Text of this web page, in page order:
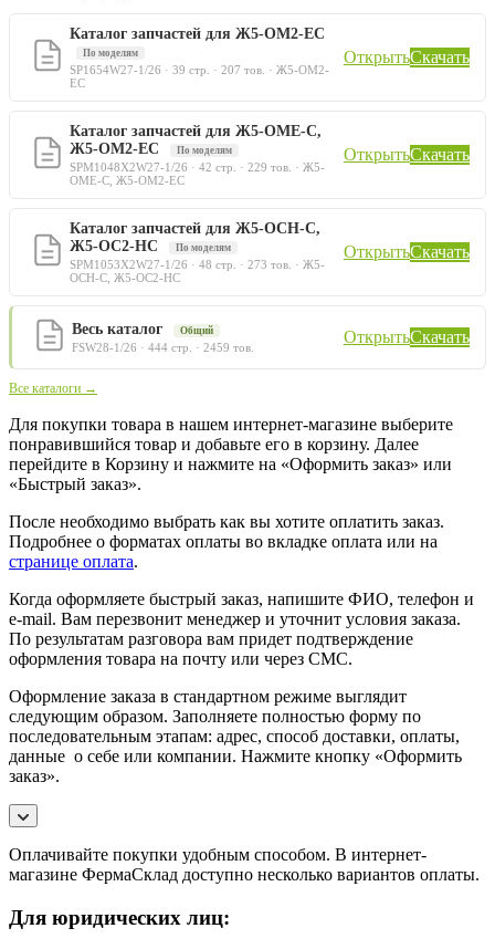
Каталог запчастей для Ж5-ОМ2-ЕС
По моделям
SP1654W27-1/26 · 39 стр. · 207 тов. · Ж5-ОМ2-
ЕС
ОткрытьСкачать
Каталог запчастей для Ж5-ОМЕ-С,
Ж5-ОМ2-ЕС
По моделям
SPM1048X2W27-1/26 · 42 стр. · 229 тов. · Ж5-
ОМЕ-С, Ж5-ОМ2-ЕС
ОткрытьСкачать
Каталог запчастей для Ж5-ОСН-С,
Ж5-ОС2-НС
По моделям
SPM1053X2W27-1/26 · 48 стр. · 273 тов. · Ж5-
ОСН-С, Ж5-ОС2-НС
ОткрытьСкачать
Весь каталог Общий
FSW28-1/26 · 444 стр. · 2459 тов.
ОткрытьСкачать
Все каталоги →
Для покупки товара в нашем интернет-магазине выберите
понравившийся товар и добавьте его в корзину. Далее
перейдите в Корзину и нажмите на «Оформить заказ» или
«Быстрый заказ».
После необходимо выбрать как вы хотите оплатить заказ.
Подробнее о форматах оплаты во вкладке оплата или на
странице оплата.
Когда оформляете быстрый заказ, напишите ФИО, телефон и
e-mail. Вам перезвонит менеджер и уточнит условия заказа.
По результатам разговора вам придет подтверждение
оформления товара на почту или через СМС.
Оформление заказа в стандартном режиме выглядит
следующим образом. Заполняете полностью форму по
последовательным этапам: адрес, способ доставки, оплаты,
данные о себе или компании. Нажмите кнопку «Оформить
заказ».
Оплачивайте покупки удобным способом. В интернет-
магазине ФермаСклад доступно несколько вариантов оплаты.
Для юридических лиц: